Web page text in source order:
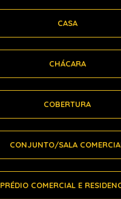
CASA
CHÁCARA
COBERTURA
CONJUNTO/SALA
PRÉDIO COMERCIAL E